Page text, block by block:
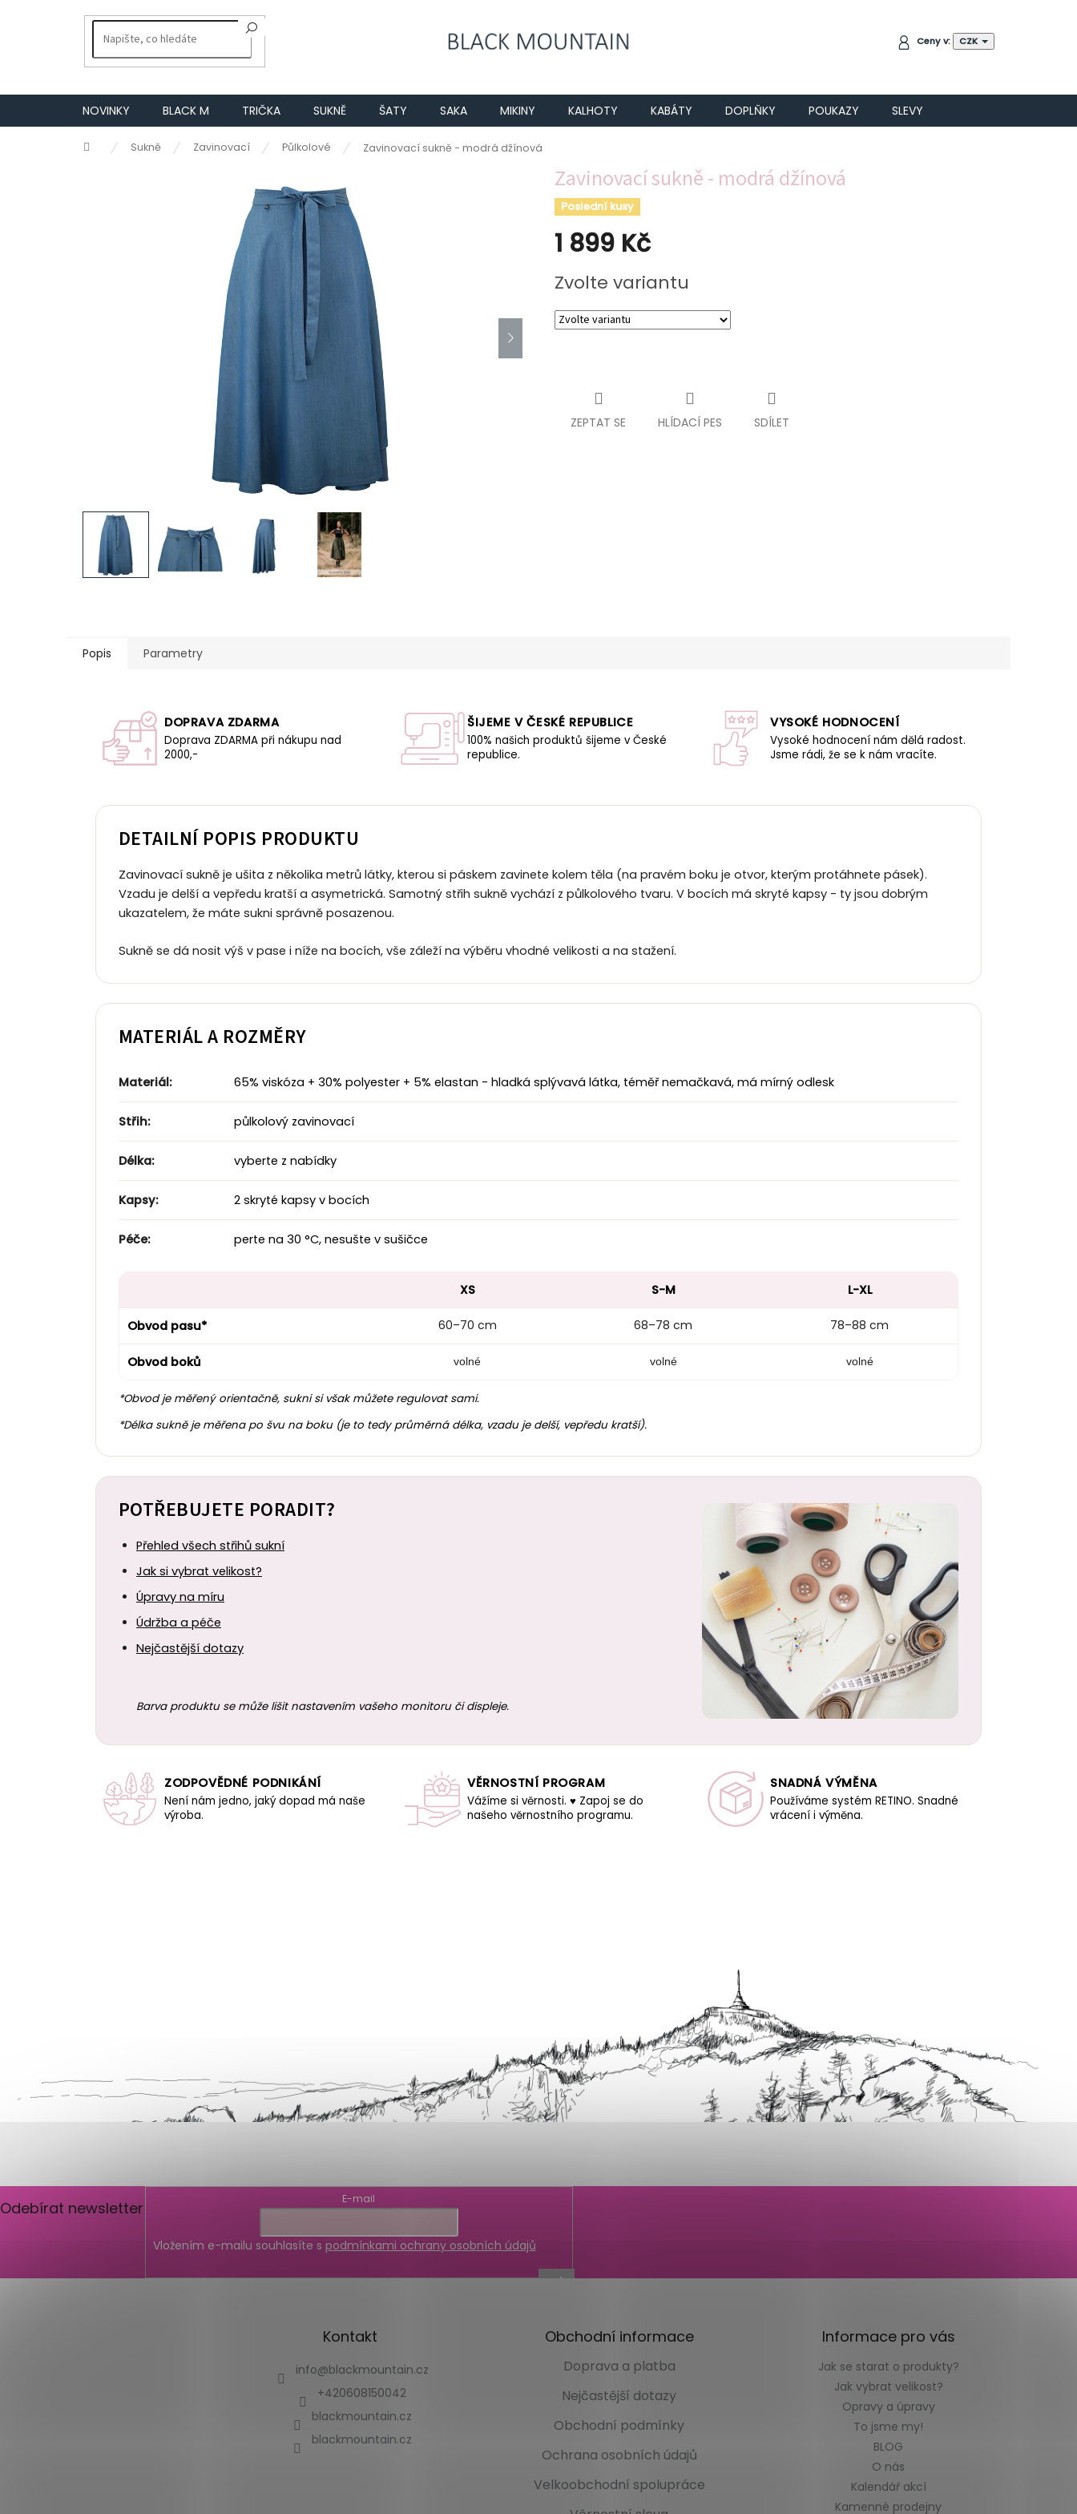
NÁKUPNÍCeny v: CZK
NOVINKY BLACK M TRIČKA SUKNĚ ŠATY SAKA MIKINY KALHOTY KABÁTY DOPLŇKY POUKAZY SLEVY
Domů Sukně Zavinovací Půlkolové Zavinovací sukně - modrá džínová
Zavinovací sukně - modrá džínová
Poslední kusy
1 899 Kč
cena:
Zvolte variantu
ZEPTAT SE HLÍDACÍ PES SDÍLET
Popis Parametry
DOPRAVA ZDARMA
Doprava ZDARMA při nákupu nad
2000,-
ŠIJEME V ČESKÉ REPUBLICE
100% našich produktů šijeme v České
republice.
VYSOKÉ HODNOCENÍ
Vysoké hodnocení nám dělá radost.
Jsme rádi, že se k nám vracíte.
DETAILNÍ POPIS PRODUKTU
Zavinovací sukně je ušita z několika metrů látky, kterou si páskem zavinete kolem těla (na pravém boku je otvor, kterým protáhnete pásek).
Vzadu je delší a vepředu kratší a asymetrická. Samotný střih sukně vychází z půlkolového tvaru. V bocích má skryté kapsy - ty jsou dobrým
ukazatelem, že máte sukni správně posazenou.
Sukně se dá nosit výš v pase i níže na bocích, vše záleží na výběru vhodné velikosti a na stažení.
MATERIÁL A ROZMĚRY
Materiál: 65% viskóza + 30% polyester + 5% elastan - hladká splývavá látka, téměř nemačkavá, má mírný odlesk
Střih: půlkolový zavinovací
Délka: vyberte z nabídky
Kapsy: 2 skryté kapsy v bocích
Péče: perte na 30 °C, nesušte v sušičce
XS S-M L-XL
Obvod pasu* 60–70 cm 68–78 cm 78–88 cm
Obvod boků volné volné volné
*Obvod je měřený orientačně, sukni si však můžete regulovat sami.
*Délka sukně je měřena po švu na boku (je to tedy průměrná délka, vzadu je delší, vepředu kratší).
POTŘEBUJETE PORADIT?
Přehled všech střihů sukní
Jak si vybrat velikost?
Úpravy na míru
Údržba a péče
Nejčastější dotazy
Barva produktu se může lišit nastavením vašeho monitoru či displeje.
ZODPOVĚDNÉ PODNIKÁNÍ
Není nám jedno, jaký dopad má naše
výroba.
VĚRNOSTNÍ PROGRAM
Vážíme si věrnosti. ♥ Zapoj se do
našeho věrnostního programu.
SNADNÁ VÝMĚNA
Používáme systém RETINO. Snadné
vrácení i výměna.
Odebírat newsletter E-mail
Vložením e-mailu souhlasíte s podmínkami ochrany osobních údajů
Kontakt
info@blackmountain.cz
+420608150042
blackmountain.cz
blackmountain.cz
Obchodní informace
Doprava a platba
Nejčastější dotazy
Obchodní podmínky
Ochrana osobních údajů
Velkoobchodní spolupráce
Informace pro vás
Jak se starat o produkty?
Jak vybrat velikost?
Opravy a úpravy
To jsme my!
BLOG
O nás
Kalendář akcí
Kamenné prodejny